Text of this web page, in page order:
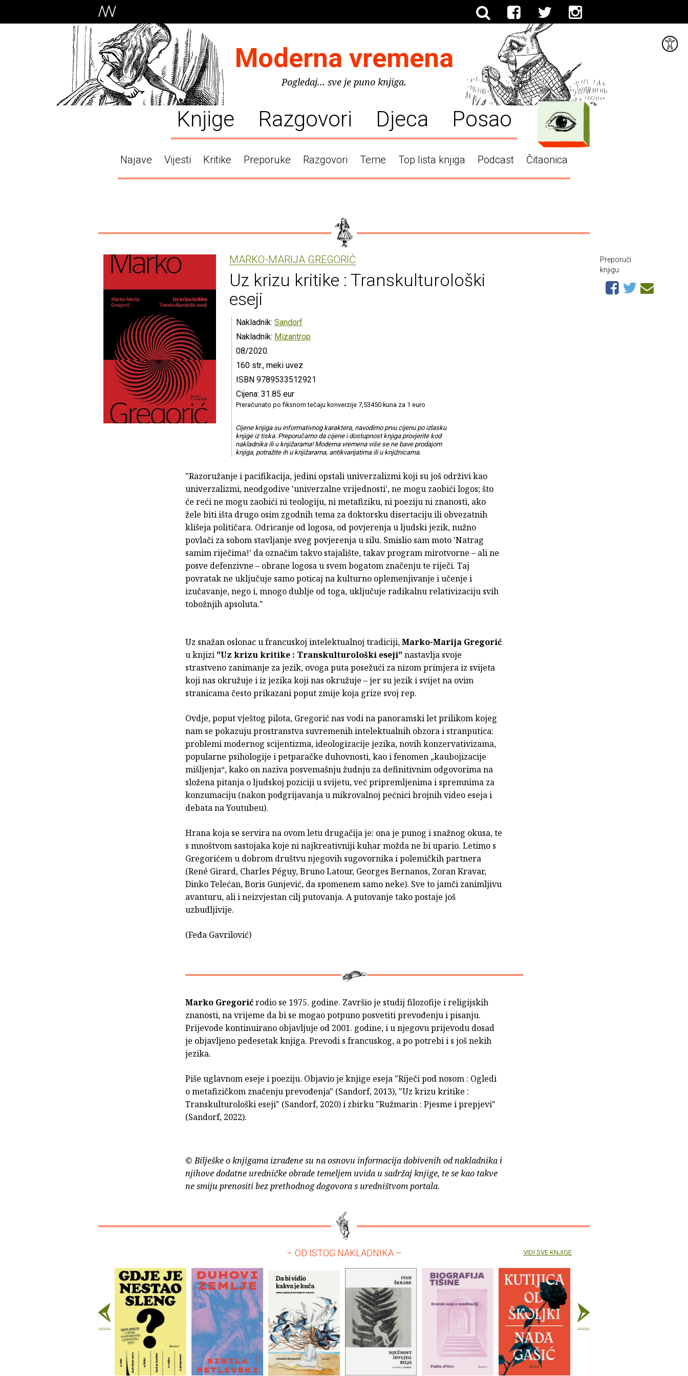
Moderna vremena
Pogledaj... sve je puno knjiga.
Knjige Razgovori Djeca Posao
Najave Vijesti Kritike Preporuke Razgovori Teme Top lista knjiga Podcast Čitaonica
MARKO-MARIJA GREGORIĆ
Uz krizu kritike : Transkulturološki
eseji
Nakladnik: Sandorf
Nakladnik: Mizantrop
08/2020.
160 str., meki uvez
ISBN 9789533512921
Cijena: 31.85 eur
Preračunato po fiksnom tečaju konverzije 7,53450 kuna za 1 euro
Cijene knjiga su informativnog karaktera, navodimo prvu cijenu po izlasku
knjige iz tiska. Preporučamo da cijene i dostupnost knjiga provjerite kod
nakladnika ili u knjižarama! Moderna vremena više se ne bave prodajom
knjiga, potražite ih u knjižarama, antikvarijatima ili u knjižnicama.
"Razoružanje i pacifikacija, jedini opstali univerzalizmi koji su još održivi kao
univerzalizmi, neodgodive 'univerzalne vrijednosti', ne mogu zaobići logos; što
će reći ne mogu zaobići ni teologiju, ni metafiziku, ni poeziju ni znanosti, ako
žele biti išta drugo osim zgodnih tema za doktorsku disertaciju ili obvezatnih
klišeja političara. Odricanje od logosa, od povjerenja u ljudski jezik, nužno
povlači za sobom stavljanje sveg povjerenja u silu. Smislio sam moto 'Natrag
samim riječima!' da označim takvo stajalište, takav program mirotvorne – ali ne
posve defenzivne – obrane logosa u svem bogatom značenju te riječi. Taj
povratak ne uključuje samo poticaj na kulturno oplemenjivanje i učenje i
izučavanje, nego i, mnogo dublje od toga, uključuje radikalnu relativizaciju svih
tobožnjih apsoluta."
Uz snažan oslonac u francuskoj intelektualnoj tradiciji,Marko-Marija Gregorić
u knjizi "Uz krizu kritike : Transkulturološki eseji" nastavlja svoje
strastveno zanimanje za jezik, ovoga puta posežući za nizom primjera iz svijeta
koji nas okružuje i iz jezika koji nas okružuje – jer su jezik i svijet na ovim
stranicama često prikazani poput zmije koja grize svoj rep.
Ovdje, poput vještog pilota, Gregorić nas vodi na panoramski let prilikom kojeg
nam se pokazuju prostranstva suvremenih intelektualnih obzora i stranputica:
problemi modernog scijentizma, ideologizacije jezika, novih konzervativizama,
popularne psihologije i petparačke duhovnosti, kao i fenomen „kaubojizacije
mišljenja“, kako on naziva posvemašnju žudnju za definitivnim odgovorima na
složena pitanja o ljudskoj poziciji u svijetu, već pripremljenima i spremnima za
konzumaciju (nakon podgrijavanja u mikrovalnoj pećnici brojnih video eseja i
debata na Youtubeu).
Hrana koja se servira na ovom letu drugačija je: ona je punog i snažnog okusa, te
s mnoštvom sastojaka koje ni najkreativniji kuhar možda ne bi upario. Letimo s
Gregorićem u dobrom društvu njegovih sugovornika i polemičkih partnera
(René Girard, Charles Péguy, Bruno Latour, Georges Bernanos, Zoran Kravar,
Dinko Telećan, Boris Gunjević, da spomenem samo neke). Sve to jamči zanimljivu
avanturu, ali i neizvjestan cilj putovanja. A putovanje tako postaje još
uzbudljivije.
(Feđa Gavrilović)
Marko Gregorićrodio se 1975. godine. Završio je studij filozofije i religijskih
znanosti, na vrijeme da bi se mogao potpuno posvetiti prevođenju i pisanju.
Prijevode kontinuirano objavljuje od 2001. godine, i u njegovu prijevodu dosad
je objavljeno pedesetak knjiga. Prevodi s francuskog, a po potrebi i s još nekih
jezika.
Piše uglavnom eseje i poeziju. Objavio je knjige eseja "Riječi pod nosom : Ogledi
o metafizičkom značenju prevođenja" (Sandorf, 2013), "Uz krizu kritike :
Transkulturološki eseji" (Sandorf, 2020) i zbirku "Ružmarin : Pjesme i prepjevi"
(Sandorf, 2022).
© Bilješke o knjigama izrađene su na osnovu informacija dobivenih od nakladnika i
njihove dodatne uredničke obrade temeljem uvida u sadržaj knjige, te se kao takve
ne smiju prenositi bez prethodnog dogovora s uredništvom portala.
Preporuči
knjigu
– OD ISTOG NAKLADNIKA – VIDI SVE KNJIGE